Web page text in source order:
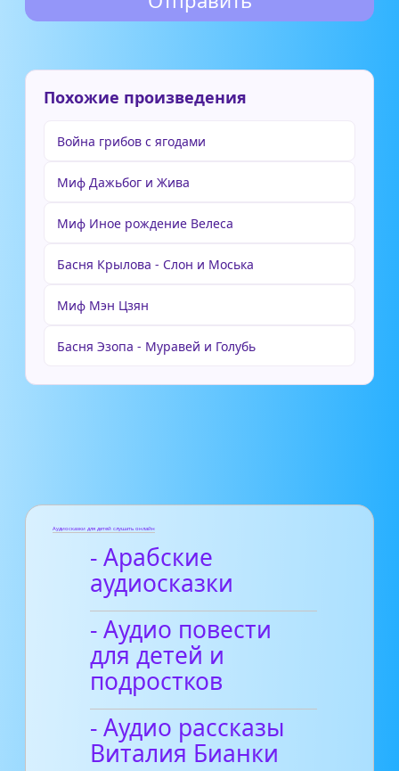
Похожие произведения
Война грибов с ягодами
Миф Дажьбог и Жива
Миф Иное рождение Велеса
Басня Крылова - Слон и Моська
Миф Мэн Цзян
Басня Эзопа - Муравей и Голубь
Аудиосказки для детей слушать онлайн
- Арабские
аудиосказки
- Аудио повести
для детей и
подростков
- Аудио рассказы
Виталия Бианки